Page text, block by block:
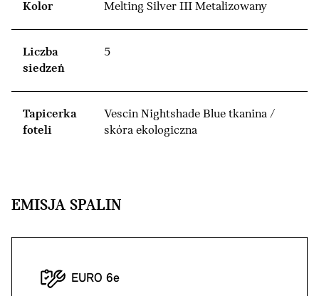
Kolor Melting Silver III Metalizowany
Liczba
siedzeń
5
Tapicerka
foteli
Vescin Nightshade Blue tkanina /
skóra ekologiczna
EMISJA SPALIN
EURO 6e